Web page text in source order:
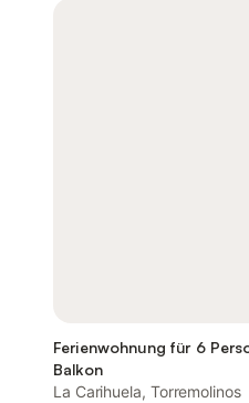
Ferienwohnung für 6
Balkon
La Carihuela, Torremolinos